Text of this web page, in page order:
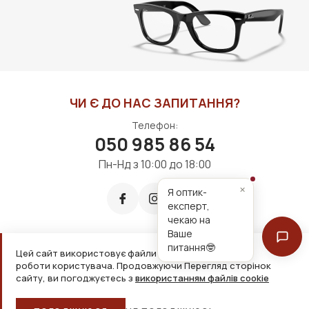
Цей сайт використовує файли cookie для зручнішої
роботи користувача. Продовжуючи Перегляд сторінок
сайту, ви погоджуєтесь з використанням файлів cookie
ЧИ Є ДО НАС ЗАПИТАННЯ?
Телефон:
050 985 86 54
Пн-Нд з 10:00 до 18:00
2026, ТОВ «Дім оптики» Усі права захищені
Приймаємо до оплати:
Я оптик-
експерт,
чекаю на
Ваше
питання🤓
×